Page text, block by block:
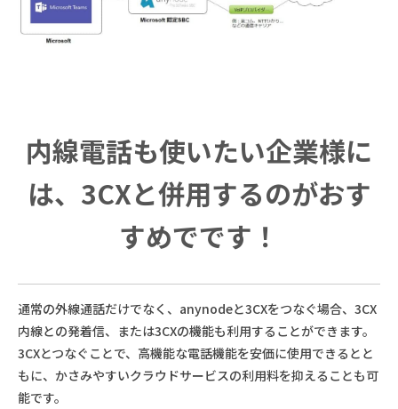
内線電話も使いたい企業様に
は、3CXと併用するのがおす
すめでです！
通常の外線通話だけでなく、anynodeと3CXをつなぐ場合、3CX
内線との発着信、または3CXの機能も利用することができます。
3CXとつなぐことで、高機能な電話機能を安価に使用できるとと
もに、かさみやすいクラウドサービスの利用料を抑えることも可
能です。